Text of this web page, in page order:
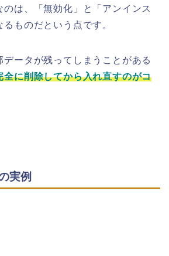
のは、「無効化」と「アンインス
るものだという点です。
ータが残ってしまうことがある
全に削除してから入れ直すのがコ
実例